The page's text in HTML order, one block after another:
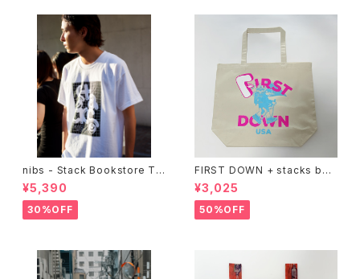
nibs - Stack Bookstore Te
e
¥5,390
30%OFF
FIRST DOWN + stacks boo
kstore BIG TOTE
¥3,025
50%OFF